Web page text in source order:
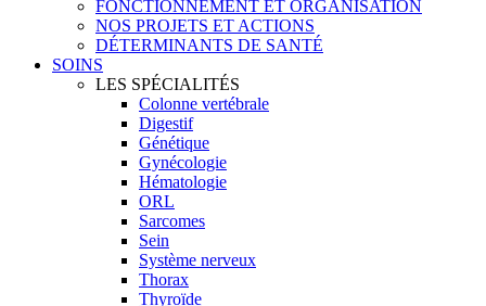
FONCTIONNEMENT ET ORGANISATION
NOS PROJETS ET ACTIONS
DÉTERMINANTS DE SANTÉ
SOINS
LES SPÉCIALITÉS
Colonne vertébrale
Digestif
Génétique
Gynécologie
Hématologie
ORL
Sarcomes
Sein
Système nerveux
Thorax
Thyroïde